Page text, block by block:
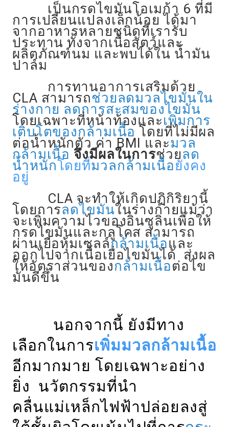
เป็นกรดไขมันโอเมก้า 6 ที่มี
การเปลี่ยนแปลงเล็กน้อย ได้มา
จากอาหารหลายชนิดที่เรารับ
ประทาน ทั้งจากเนื้อสัตว์และ
ผลิตภัณฑ์นม และพบได้ใน น้ำมัน
ปาล์ม
การทานอาการเสริมด้วย
CLA สามารถช่วยลดมวลไขมันใน
ร่างกาย ลดการสะสมของไขมัน
โดยเฉพาะที่หน้าท้องและเพิ่มการ
เติบโตของกล้ามเนื้อ โดยที่ไม่มีผล
ต่อน้ำหนักตัว ค่า BMI และมวล
กล้ามเนื้อ จึงมีผลในการช่วยลด
น้ำหนักโดยที่มวลกล้ามเนื้อยังคง
อยู่
CLA จะทำให้เกิดปฏิกิริยานี้
โดยการลดไขมันในร่างกายแม้ว่า
จะเพิ่มความไวของอินซูลินเพื่อให้
กรดไขมันและกลูโคส สามารถ
ผ่านเยื่อหุ้มเซลล์กล้ามเนื้อและ
ออกไปจากเนื้อเยื่อไขมันได้ ส่งผล
ให้อัตราส่วนของกล้ามเนื้อต่อไข
มันดีขึ้น
นอกจากนี้ ยังมีทาง
เลือกในการเพิ่มมวลกล้ามเนื้อ
อีกมากมาย โดยเฉพาะอย่าง
ยิ่ง นวัตกรรมที่นำ
คลื่นแม่เหล็กไฟฟ้าปล่อยลงสู่